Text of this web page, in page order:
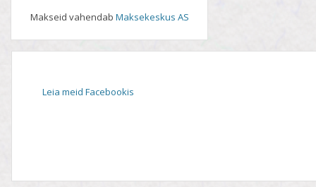
Makseid vahendab Maksekeskus AS
Leia meid Facebookis